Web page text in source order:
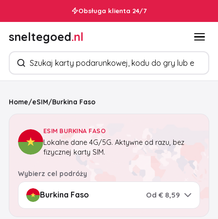
Obsługa klienta 24/7
sneltegoed.nl
Szukaj produktów
Home/eSIM/Burkina Faso
ESIM BURKINA FASO
Lokalne dane 4G/5G. Aktywne od razu, bez
fizycznej karty SIM.
Wybierz cel podróży
Od € 8,59